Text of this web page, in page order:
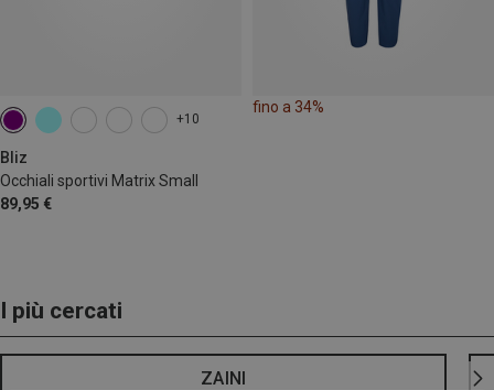
+10
Bliz
Occhiali sportivi Matrix Small
89,95 €
fino a 34%
I più cercati
ZAINI